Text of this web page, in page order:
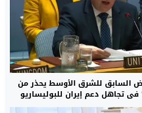
السابق للشرق الأوسط يحذر من
تجاهل دعم إيران للبوليساريو
يهدد استقرار شمال إفريقيا